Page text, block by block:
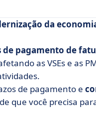
da
pagamento de
as VSEs e as
de pagamento e
que você precisa